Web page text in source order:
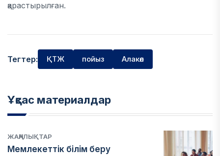
қарастырылған.
Тегтер: ҚТЖ пойыз Алакөл
Ұқсас материалдар
ЖАҢАЛЫҚТАР
Мемлекеттік білім беру